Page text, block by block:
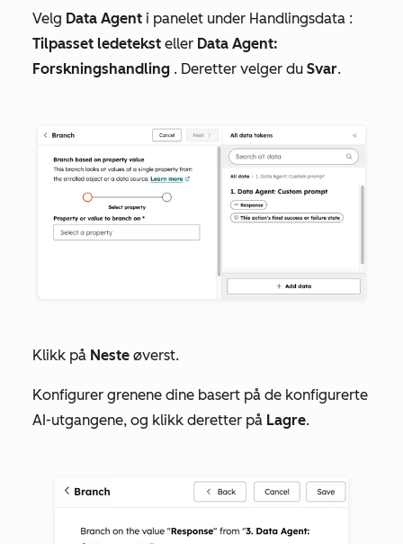
Velg Data Agent i panelet under Handlingsdata :
Tilpasset ledetekst eller Data Agent:
Forskningshandling . Deretter velger du Svar.
Klikk på Neste øverst.
Konfigurer grenene dine basert på de konfigurerte
AI-utgangene, og klikk deretter på Lagre.